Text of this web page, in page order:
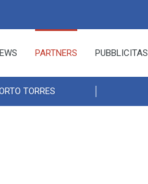
PARTNERS PUBBLICITAS
TORRES